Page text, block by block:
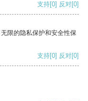
支持[0] 反对[0]
限的隐私保护和安全性保
支持[0] 反对[0]